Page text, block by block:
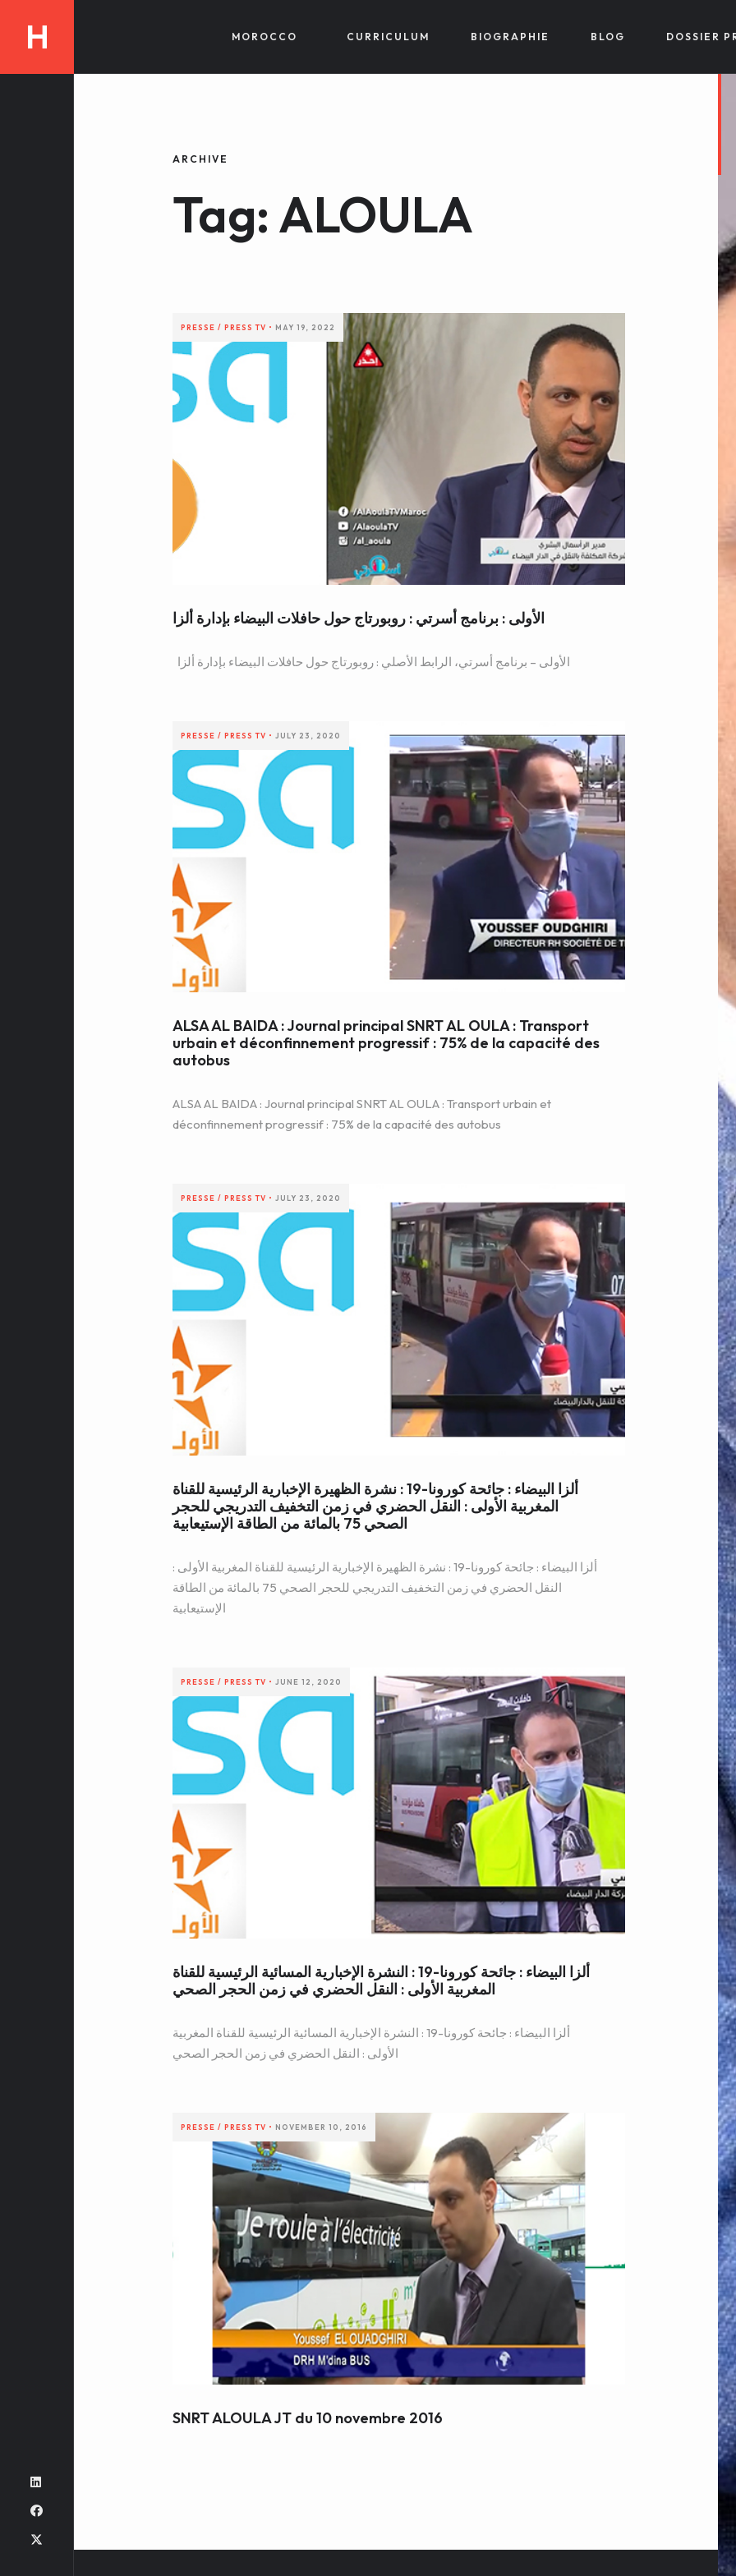
H MOROCCO CURRICULUM BIOGRAPHIE BLOG DOSSIER
ARCHIVE
Tag: ALOULA
PRESSE / PRESSTV • MAY 19, 2022
الأولى : برنامج أسرتي : روبورتاج حول حافلات البيضاء بإدارة ألزا
الأولى – برنامج أسرتي، الرابط الأصلي : روبورتاج حول حافلات البيضاء بإدارة ألزا
PRESSE / PRESSTV • JULY 23, 2020
ALSA AL BAIDA : Journal principal SNRT AL OULA : Transport
urbain et déconfinnement progressif : 75% de la capacité des
autobus
ALSA AL BAIDA : Journal principal SNRT AL OULA : Transport urbain et
déconfinnement progressif : 75% de la capacité des autobus
PRESSE / PRESSTV • JULY 23, 2020
ألزا البيضاء : جائحة كورونا-19 : نشرة الظهيرة الإخبارية الرئيسية للقناة
المغربية الأولى : النقل الحضري في زمن التخفيف التدريجي للحجر
الصحي 75 بالمائة من الطاقة الإستيعابية
ألزا البيضاء : جائحة كورونا-19 : نشرة الظهيرة الإخبارية الرئيسية للقناة المغربية الأولى :
النقل الحضري في زمن التخفيف التدريجي للحجر الصحي 75 بالمائة من الطاقة
PRESSE / PRESSTV • JUNE 12, 2020
ألزا البيضاء : جائحة كورونا-19 : النشرة الإخبارية المسائية الرئيسية للقناة
المغربية الأولى : النقل الحضري في زمن الحجر الصحي
ألزا البيضاء : جائحة كورونا-19 : النشرة الإخبارية المسائية الرئيسية للقناة المغربية
الأولى : النقل الحضري في زمن الحجر الصحي
PRESSE / PRESSTV • NOVEMBER 10, 2016
SNRT ALOULA JT du 10 novembre 2016